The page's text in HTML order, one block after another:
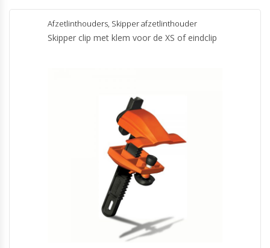
Afzetlinthouders, Skipper afzetlinthouder
Skipper clip met klem voor de XS of eindclip